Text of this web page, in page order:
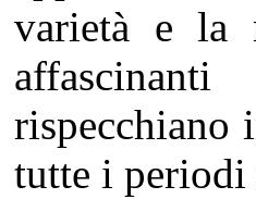
varietà e la
rispecchiano
tutte i periodi